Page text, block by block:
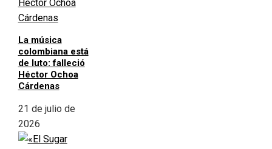
La música
colombiana está
de luto: falleció
Héctor Ochoa
Cárdenas
21 de julio de
2026